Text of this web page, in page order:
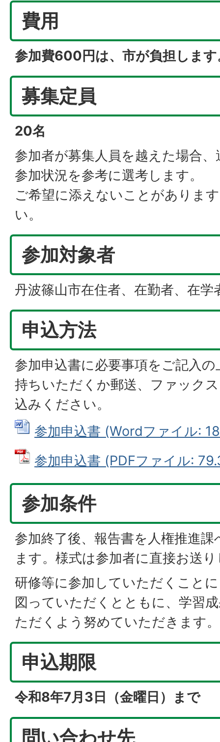
費用
参加費600円は、市が負担します
募集定員
20名
参加者が募集人員を越えた場合
参加状況を参考に選考します。
ご希望に添えないことがありま
い。
参加対象者
丹波篠山市在住者、在勤者、在学
申込方法
参加申込書に必要事項をご記入
持ちいただくか郵送、ファック
込みください。
参加申込書 (Wordファイル:
参加申込書 (PDFファイル:
参加条件
参加終了後、報告書を人権推進
ます。様式は参加者に直接お送
研修等に参加していただくこと
図っていただくとともに、学習
ただくよう努めていただきます。
申込期限
令和8年7月3日（金曜日）まで
問い合わせ先